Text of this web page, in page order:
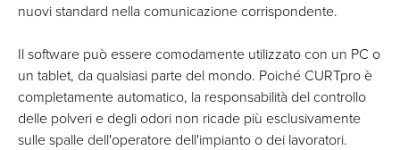
nuovi standard nella comunicazione corrispondente.
Il software può essere comodamente utilizzato con un PC o
un tablet, da qualsiasi parte del mondo. Poiché CURTpro è
completamente automatico, la responsabilità del controllo
delle polveri e degli odori non ricade più esclusivamente
sulle spalle dell'operatore dell'impianto o dei lavoratori.